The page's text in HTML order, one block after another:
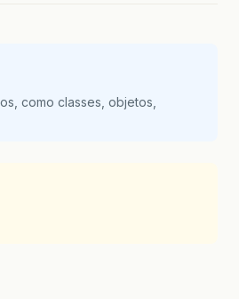
como classes, objetos,